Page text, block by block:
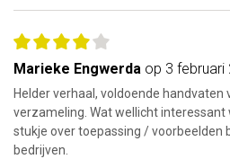
Marieke Engwerda op 3 februari
Helder verhaal, voldoende
verzameling. Wat wellicht interessant
stukje over toepassing / voorbeelden
bedrijven.